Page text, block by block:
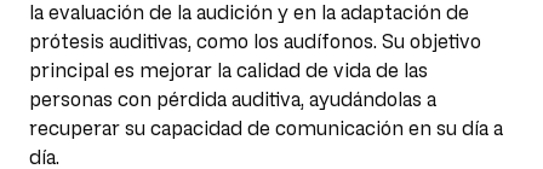
la evaluación de la audición y en la adaptación de
prótesis auditivas, como los audífonos. Su objetivo
principal es mejorar la calidad de vida de las
personas con pérdida auditiva, ayudándolas a
recuperar su capacidad de comunicación en su día a
día.